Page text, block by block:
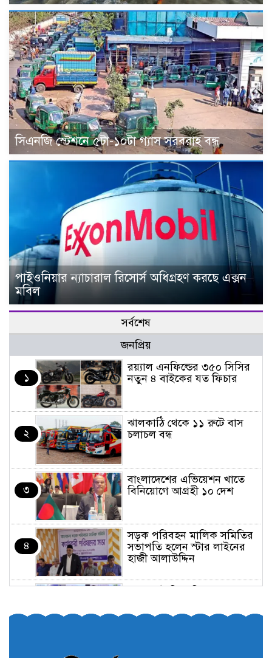
সিএনজি স্টেশনে ৫টা-১০টা গ্যাস সরবরাহ বন্ধ
পাইওনিয়ার ন্যাচারাল রিসোর্স অধিগ্রহণ করছে এক্সন
মবিল
সর্বশেষ
জনপ্রিয়
১
র‌য়্যাল এনফিল্ডের ৩৫০ সিসির
নতুন ৪ বাইকের যত ফিচার
২
ঝালকাঠি থেকে ১১ রুটে বাস
চলাচল বন্ধ
৩
বাংলাদেশের এভিয়েশন খাতে
বিনিয়োগে আগ্রহী ১০ দেশ
৪
সড়ক পরিবহন মালিক সমিতির
সভাপতি হলেন স্টার লাইনের
হাজী আলাউদ্দিন